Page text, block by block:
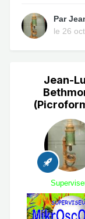
Par
le 26
Jean-